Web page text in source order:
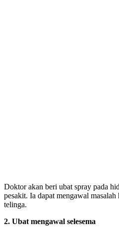
Doktor akan beri ubat spray pada
pesakit. Ia dapat mengawal
telinga.
2. Ubat mengawal selesema